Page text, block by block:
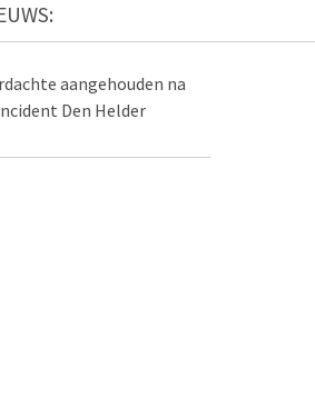
aangehouden na
Den Helder